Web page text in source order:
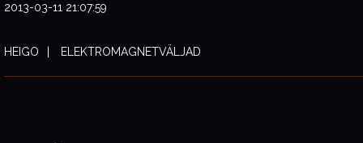
2013-03-11 21:07:59
HEIGO ELEKTROMAGNETVÄLJAD